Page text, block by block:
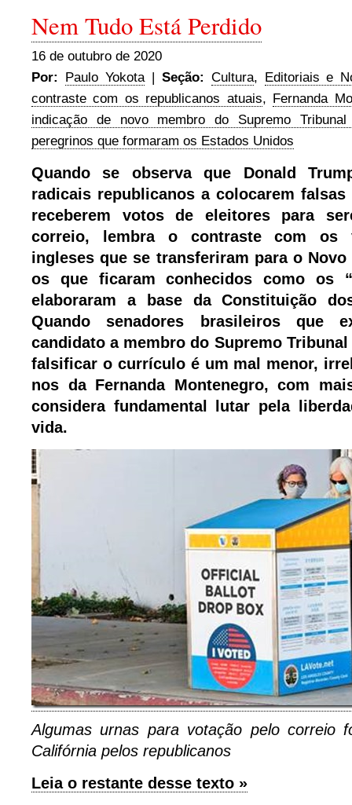
Nem Tudo Está Perdido
16 de outubro de 2020
Por:
Paulo Yokota| Seção: Cultura, Editoriais e
contraste com os republicanos atuais, Fernanda
indicação de novo membro do Supremo Tribunal
peregrinos que formaram os Estados Unidos
Quando se observa que Donald
radicais republicanos a colocarem falsas
receberem votos de eleitores para
correio, lembra o contraste com os
ingleses que se transferiram para o
os que ficaram conhecidos como os
elaboraram a base da Constituição
Quando senadores brasileiros que
candidato a membro do Supremo
falsificar o currículo é um mal menor,
nos da Fernanda Montenegro, com
considera fundamental lutar pela
vida.
Algumas urnas para votação pelo correio
Califórnia pelos republicanos
Leia o restante desse texto »